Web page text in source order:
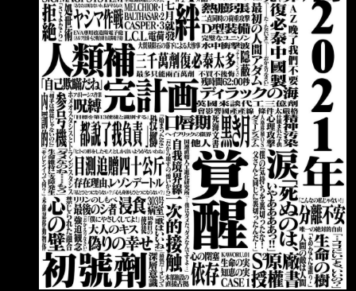
啊 那到底要質疑慈濟什麼?????????????????? 難
道是因為慈濟害了高端嗎? --